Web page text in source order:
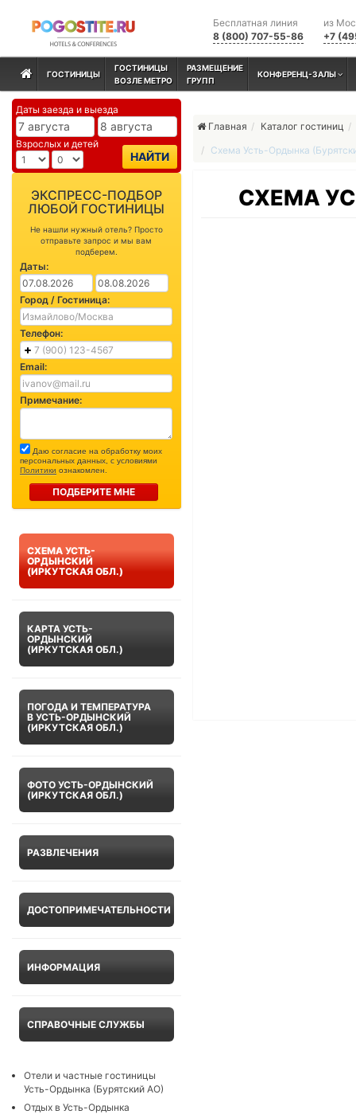
из
+7
Бесплатная линия
8 (800) 707-55-86
ГОСТИНИЦЫ
ГОСТИНИЦЫ
ВОЗЛЕ МЕТРО
РАЗМЕЩЕНИЕ
ГРУПП
КОНФЕРЕНЦ-ЗАЛЫ
Даты заезда и выезда
Взрослых и детей
НАЙТИ
ЭКСПРЕСС-ПОДБОР
ЛЮБОЙ ГОСТИНИЦЫ
Не нашли нужный отель? Просто
отправьте запрос и мы вам
подберем.
Даты:
Город / Гостиница:
Телефон:
Email:
Примечание:
Даю согласие на обработку моих
персональных данных, с условиями
Политики ознакомлен.
ПОДБЕРИТЕ МНЕ
СХЕМА УСТЬ-
ОРДЫНСКИЙ
(ИРКУТСКАЯ ОБЛ.)
КАРТА УСТЬ-
ОРДЫНСКИЙ
(ИРКУТСКАЯ ОБЛ.)
ПОГОДА И ТЕМПЕРАТУРА
В УСТЬ-ОРДЫНСКИЙ
(ИРКУТСКАЯ ОБЛ.)
ФОТО УСТЬ-ОРДЫНСКИЙ
(ИРКУТСКАЯ ОБЛ.)
РАЗВЛЕЧЕНИЯ
ДОСТОПРИМЕЧАТЕЛЬНОСТИ
ИНФОРМАЦИЯ
СПРАВОЧНЫЕ СЛУЖБЫ
Отели и частные гостиницы
Усть-Ордынка (Бурятский АО)
Отдых в Усть-Ордынка
Главная
Каталог гостиниц
Схема Усть-Ордынка
СХЕМА